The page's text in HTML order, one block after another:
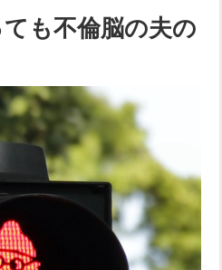
も不倫脳の夫の